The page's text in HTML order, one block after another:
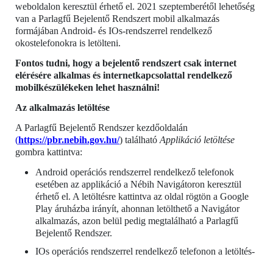
weboldalon keresztül érhető el. 2021 szeptemberétől lehetőség
van a Parlagfű Bejelentő Rendszert mobil alkalmazás
formájában Android- és IOs-rendszerrel rendelkező
okostelefonokra is letölteni.
Fontos tudni, hogy a bejelentő rendszert csak internet
elérésére alkalmas és internetkapcsolattal rendelkező
mobilkészülékeken lehet használni!
Az alkalmazás letöltése
A Parlagfű Bejelentő Rendszer kezdőoldalán
(https://pbr.nebih.gov.hu/) található Applikáció letöltése
gombra kattintva:
Android operációs rendszerrel rendelkező telefonok
esetében az applikáció a Nébih Navigátoron keresztül
érhető el. A letöltésre kattintva az oldal rögtön a Google
Play áruházba irányít, ahonnan letölthető a Navigátor
alkalmazás, azon belül pedig megtalálható a Parlagfű
Bejelentő Rendszer.
IOs operációs rendszerrel rendelkező telefonon a letöltés-